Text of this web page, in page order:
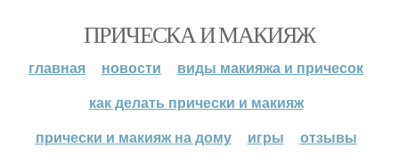
ПРИЧЕСКА И МАКИЯЖ
главная новости
виды макияжа и причесок
как делать прически и макияж
прически и макияж на дому
игры отзывы